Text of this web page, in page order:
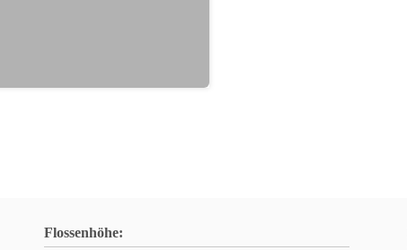
Flossenhöhe: